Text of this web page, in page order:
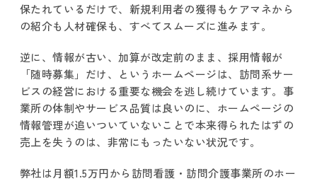
保たれているだけで、新規利用者の獲得もケアマネから
の紹介も人材確保も、すべてスムーズに進みます。
逆に、情報が古い、加算が改定前のまま、採用情報が
「随時募集」だけ、というホームページは、訪問系サー
ビスの経営における重要な機会を逃し続けています。事
業所の体制やサービス品質は良いのに、ホームページの
情報管理が追いついていないことで本来得られたはずの
売上を失うのは、非常にもったいない状況です。
弊社は月額1.5万円から訪問看護・訪問介護事業所のホー